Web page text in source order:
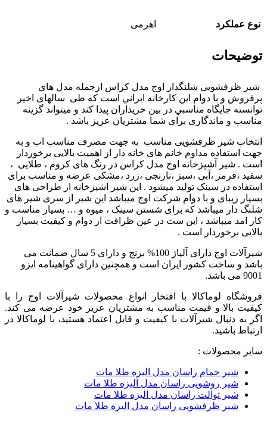
نوع عملکرد اهرمی
توضیحات
شیر ظرفشویی شلنگدار اوج مدل کراس ازجمله مدل هاي
پرفروش و با دوام اين کارخانه ايراني است که طی سالهای اخیر
توانسته جايگاه مناسبي در بين خريداران پيدا کند و میتواند گزینه
مناسب و ماندگاری برای شما مشتریان عزیز باشد .
انتخاب شیر ظرفشویی مناسب به جهت مصرف مناسب اب و به
جهت استفاده مداوم خانم های خانه دار از اهمیت بالایی برخوردار
است . شیر آشپزخانه اوج مدل کراس در رنگ های کروم ، طلایی ،
سفید ،قرمز ،آبی ،سبز ،نارنجی ،زرد ،مشکی عرضه و مناسب برای
استفاده در سینک تولید میشود . این شیر اشپزخانه از طراحی های
بسیار زیبای و با دوام شرکت اوج میباشد این شیر از سری شیر های
شلنگ دار میباشد که برای شستن سینک ، میوه و … بسیار مناسب و
کار امد میباشد ، این ست در عین ظرافت از دوام و کیفیت بسیار
بالایی برخوردار است .
شیرآلات اوج دارای آلیاژ 100% برنج و دارای 5 سال ضمانت می
باشد و ساخت کشور ایران است و همچنین دارای گواهینامه ایزو
9001 می باشد.
فروشگاه لوماکالا با افتخار انواع محصولات شیرآلات اوج را با
کیفیت بالا و قیمت مناسب به مشتریان عزیز خود عرضه می کند.
اگر به دنبال شیرآلات با کیفیت و قابل اعتماد هستید، با لوماکالا در
ارتباط باشید.
سایر محصولات :
شیر حمام راسان مدل الیزه طلا مات
شیر روشویی راسان مدل الیزه طلا مات
شیر توالت راسان مدل الیزه طلا مات
شیر ظرفشویی راسان مدل الیزه طلا مات